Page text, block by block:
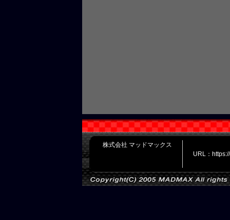
株式会社 マッドマックス
URL：